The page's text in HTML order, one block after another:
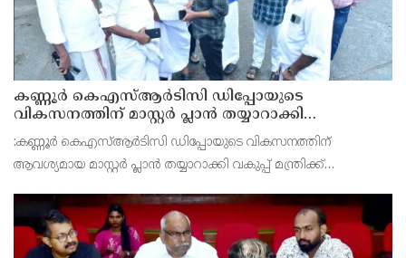
കണ്ണൂർ കെഎസ്ആർടിസി ഡിപ്പോയുടെ
വികസനത്തിന് മാസ്റ്റർ പ്ലാൻ തയ്യാറാക്കി
സമർപ്പിക്കും : ടി ഒ മോഹനൻ എം എൽ എ
:കണ്ണൂർ കെഎസ്ആർടിസി ഡിപ്പോയുടെ വികസനത്തിന്
ആവശ്യമായ മാസ്റ്റർ പ്ലാൻ തയ്യാറാക്കി വകുപ്പ് മന്ത്രിക്ക്
ഡിപ്പോയ്ക്ക് നാല് ഏക്കറിൽ അധികം വരുന്ന സ്ഥലമുണ്ട്